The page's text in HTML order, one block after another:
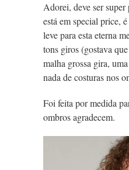
Adorei, deve ser
está em special price,
leve para esta eterna
tons giros (gostava
malha grossa gira,
nada de costuras nos
Foi feita por medida
ombros agradecem.